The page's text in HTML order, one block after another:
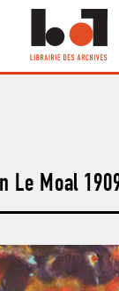
Le Moal